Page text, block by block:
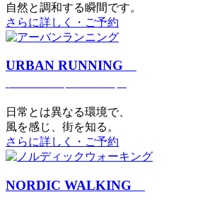
⾃然と調和する瞬間です。
さらに詳しく・ご予約
URBAN RUNNING
日常とは異なる環境で、
風を感じ、街を知る。
さらに詳しく・ご予約
NORDIC WALKING